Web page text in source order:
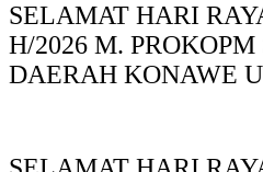
SELAMAT HARI
H/2026 M.
DAERAH KONAWE